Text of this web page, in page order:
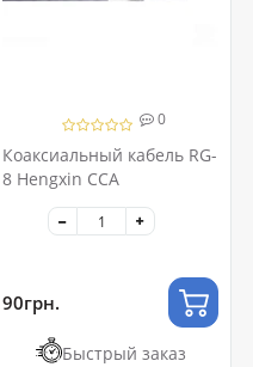
0
Коаксиальный кабель RG-
8 Hengxin CCA
90грн.
Быстрый заказ